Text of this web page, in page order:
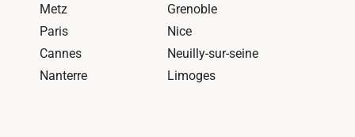
Metz
Grenoble
Paris
Nice
Cannes
Neuilly-sur-seine
Nanterre
Limoges